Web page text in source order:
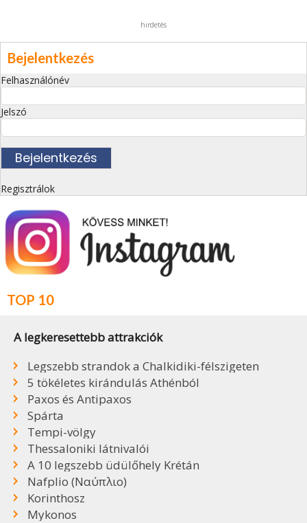
hirdetés
Bejelentkezés
Felhasználónév
Jelszó
Regisztrálok
TOP 10
A legkeresettebb attrakciók
Legszebb strandok a Chalkidiki-félszigeten
5 tökéletes kirándulás Athénból
Paxos és Antipaxos
Spárta
Tempi-völgy
Thessaloniki látnivalói
A 10 legszebb üdülőhely Krétán
Nafplio (Ναύπλιο)
Korinthosz
Mykonos